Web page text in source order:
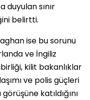
sınır
belirtti.
ise bu sorunu
ve İngiliz
kilit bakanlıklar
ve polis güçleri
katıldığını